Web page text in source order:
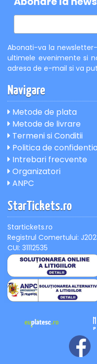
Abonati-va la
ultimele evenimente si
adresa de e-mail si va
Navigare
Metode de plata
Metode de livrare
Termeni si Conditii
Politica de
Intrebari frecvente
Organizatori
ANPC
StarTickets.ro
Startickets.ro
Registrul Comertului:
CUI: 31112535